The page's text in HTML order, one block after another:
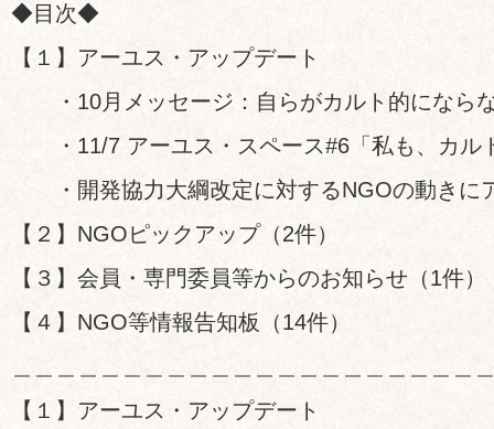
◆目次◆
【１】アーユス・アップデート
・10月メッセージ：自らがカルト的になら
・11/7 アーユス・スペース#6「私も、カル
・開発協力大綱改定に対するNGOの動きに
【２】NGOピックアップ（2件）
【３】会員・専門委員等からのお知らせ（1件）
【４】NGO等情報告知板（14件）
＿＿＿＿＿＿＿＿＿＿＿＿＿＿＿＿＿＿＿＿＿
【１】アーユス・アップデート